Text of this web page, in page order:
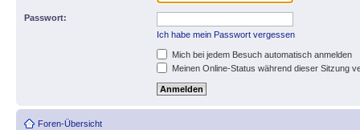
Passwort:
Ich habe mein Passwort vergessen
Mich bei jedem Besuch automatisch anmelden
Meinen Online-Status während dieser Sitzung
Foren-Übersicht